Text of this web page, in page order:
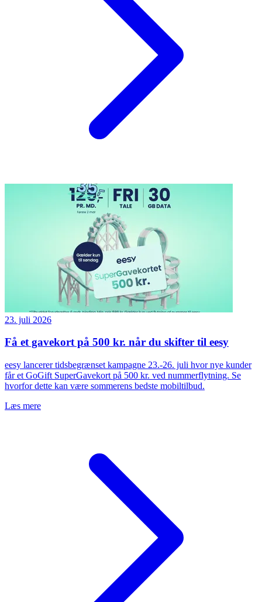
23. juli 2026
Få et gavekort på 500 kr. når du skifter til eesy
eesy lancerer tidsbegrænset kampagne 23.-26. juli hvor nye kunder
får et GoGift SuperGavekort på 500 kr. ved nummerflytning. Se
hvorfor dette kan være sommerens bedste mobiltilbud.
Læs mere